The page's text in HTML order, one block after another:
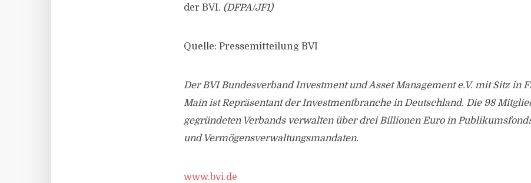
der BVI. (DFPA/JF1)
Quelle: Pressemitteilung BVI
Der BVI Bundesverband Investment und Asset Management e.V. mit Sitz in
Main ist Repräsentant der Investmentbranche in Deutschland. Die 98
gegründeten Verbands verwalten über drei Billionen Euro in
und Vermögensverwaltungsmandaten.
www.bvi.de